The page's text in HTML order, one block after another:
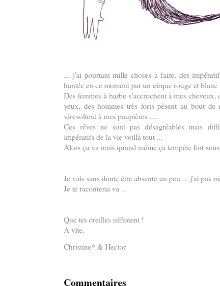
... j'ai pourtant mille choses à faire, des
hantée en ce moment par un cirque rouge et blanc
Des femmes à barbe s'accrochent à mes
yeux, des hommes très forts pèsent au bout de
virevoltent à mes paupières ....
Ces rêves ne sont pas désagréables mais
impératifs de la vie voillà tout ...
Alors ça va mais quand même ça tempête fort
Je vais sans doute être absente un peu ... j'ai pas
Je te raconterai va ...
Que tes oreilles sifflotent !
A vite.
Christine* & Hector
Commentaires